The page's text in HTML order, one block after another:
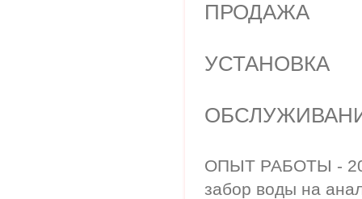
ПРОДАЖА
УСТАНОВКА
ОПЫТ РАБОТЫ - 20
забор воды на